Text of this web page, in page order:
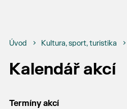
Úvod Kultura, sport, turistika
Kalendář akcí
Termíny akcí